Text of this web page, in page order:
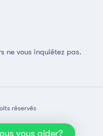
ne vous inquiétez pas.
réservés
vous aider?